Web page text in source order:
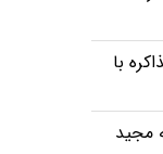
با
به مجید